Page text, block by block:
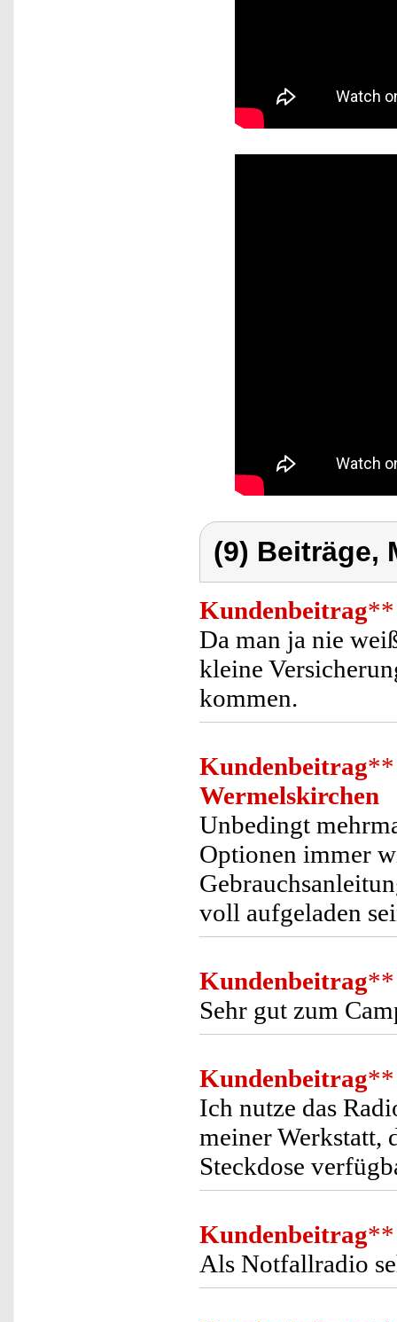
(9) Beiträge,
Kundenbeitrag**
Da man ja nie
kleine
kommen.
Kundenbeitrag**
Wermelskirchen
Unbedingt
Optionen immer
voll aufgeladen
Kundenbeitrag**
Sehr gut zum
Kundenbeitrag**
Ich nutze das
meiner Werkstatt,
Steckdose
Kundenbeitrag**
Als Notfallradio